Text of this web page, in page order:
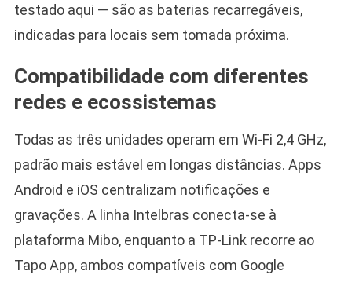
testado aqui — são as baterias recarregáveis,
indicadas para locais sem tomada próxima.
Compatibilidade com diferentes
redes e ecossistemas
Todas as três unidades operam em Wi-Fi 2,4 GHz,
padrão mais estável em longas distâncias. Apps
Android e iOS centralizam notificações e
gravações. A linha Intelbras conecta-se à
plataforma Mibo, enquanto a TP-Link recorre ao
Tapo App, ambos compatíveis com Google